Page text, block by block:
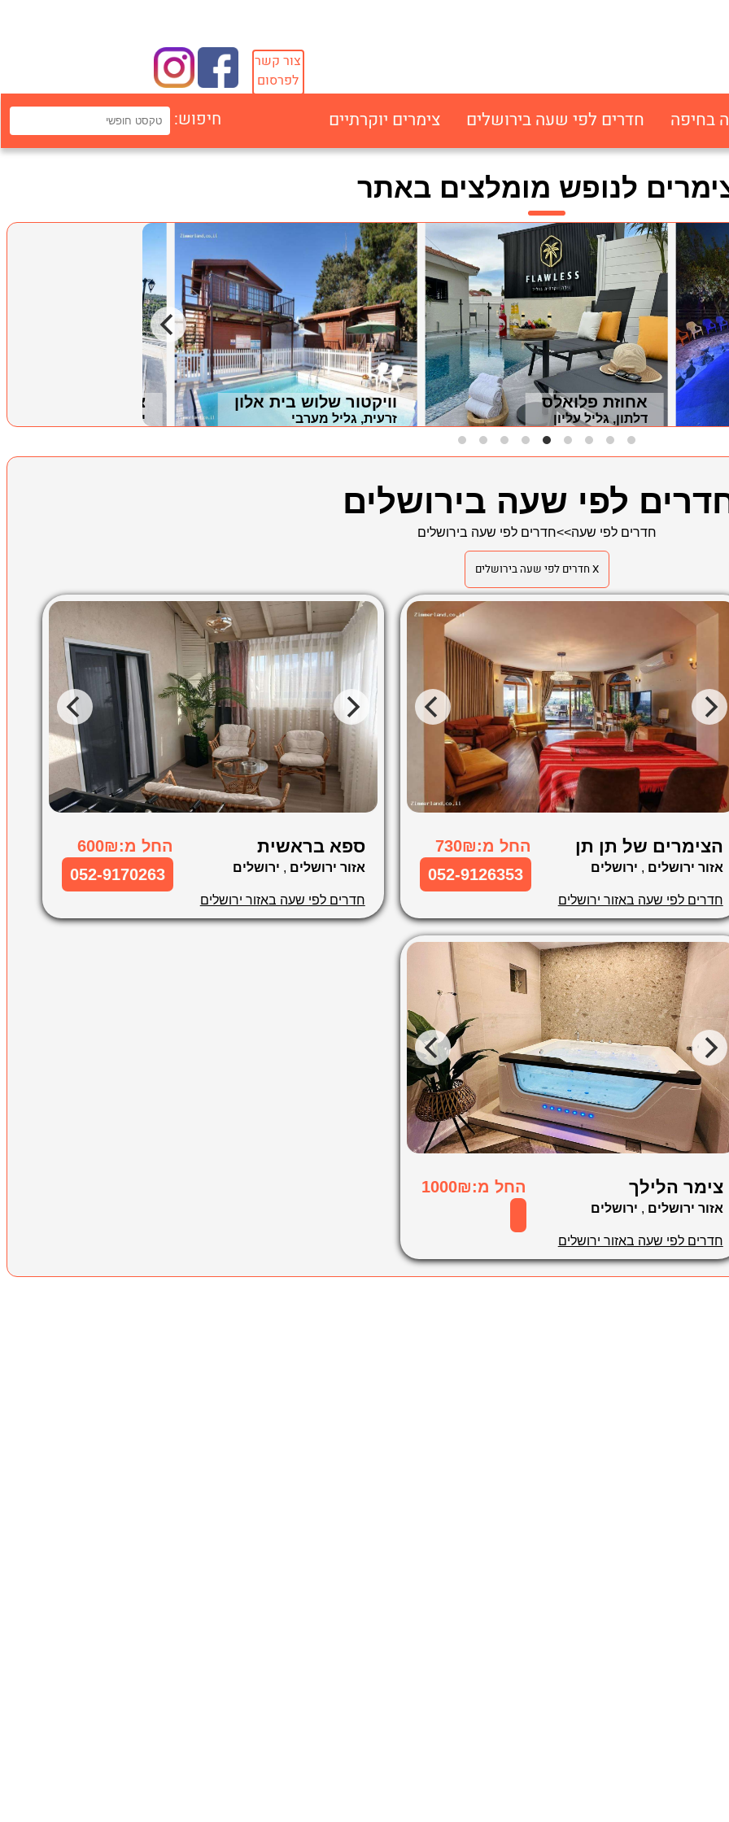
צור קשר
לפרסום
בחיפה חדרים לפי שעה בירושלים צימרים יוקרתיים חיפוש:
לנופש מומלצים באתר
צימר נוף המפרץ
ירכא, גליל מערבי
וויקטור שלוש בית אלון
זרעית, גליל מערבי
אחוזת פלואלס
דלתון, גליל עליון
לפי שעה בירושלים
חדרים לפי שעה>>חדרים לפי שעה בירושלים
X חדרים לפי שעה בירושלים
הצימרים של תן תן החל מ:730₪
אזור ירושלים , ירושלים 052-9126353
חדרים לפי שעה באזור ירושלים
ספא בראשית החל מ:600₪
אזור ירושלים , ירושלים 052-9170263
חדרים לפי שעה באזור ירושלים
צימר הלילך החל מ:1000₪
אזור ירושלים , ירושלים
חדרים לפי שעה באזור ירושלים